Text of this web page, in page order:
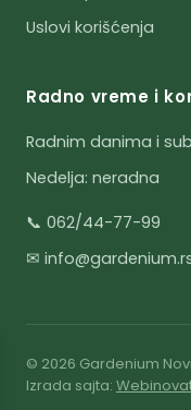
Uslovi korišćenja
Radno vreme i
Radnim danima i
Nedelja: neradna
📞 062/44-77-99
✉
© 2026 Gardenium
Izrada sajta: